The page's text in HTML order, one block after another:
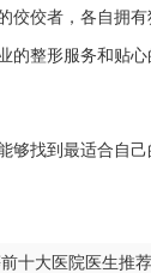
佼者，各自拥
的整形服务和贴
够找到最适合自
十大医院医生推